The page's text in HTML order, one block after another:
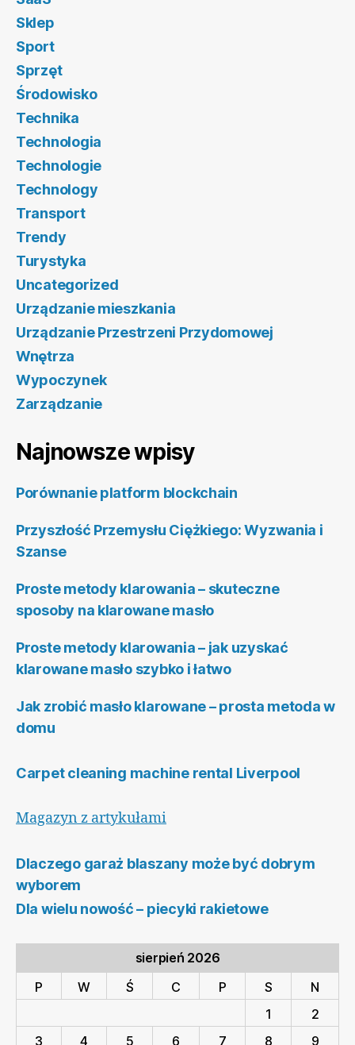
Sklep
Sport
Sprzęt
Środowisko
Technika
Technologia
Technologie
Technology
Transport
Trendy
Turystyka
Uncategorized
Urządzanie mieszkania
Urządzanie Przestrzeni Przydomowej
Wnętrza
Wypoczynek
Zarządzanie
Najnowsze wpisy
Porównanie platform blockchain
Przyszłość Przemysłu Ciężkiego: Wyzwania i
Szanse
Proste metody klarowania – skuteczne
sposoby na klarowane masło
Proste metody klarowania – jak uzyskać
klarowane masło szybko i łatwo
Jak zrobić masło klarowane – prosta metoda w
domu
Carpet cleaning machine rental Liverpool
Magazyn z artykułami
Dlaczego garaż blaszany może być dobrym
wyborem
Dla wielu nowość – piecyki rakietowe
sierpień 2026
P
W Ś C P S
N
1
2
3
4 5 6 7 8 9